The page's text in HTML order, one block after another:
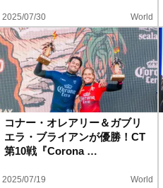
2025/07/30 World
コナー・オレアリー＆ガブリ
エラ・ブライアンが優勝！CT
第10戦『Corona …
2025/07/19 World
特集
試合
ハウツー
ウェストジャパン